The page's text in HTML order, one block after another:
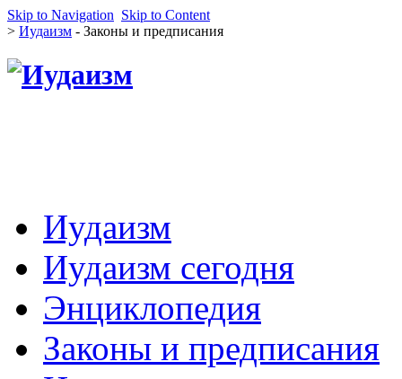
Skip to Navigation Skip to Content
> Иудаизм - Законы и предписания
Иудаизм
Иудаизм сегодня
Энциклопедия
Законы и предписания